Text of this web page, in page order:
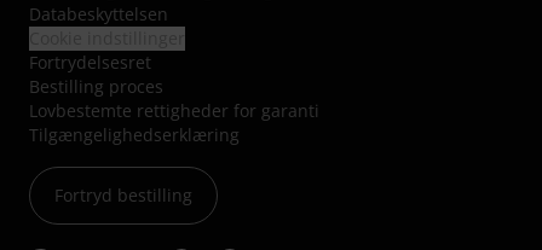
Databeskyttelsen
Fortrydelsesret
Bestilling proces
Lovbestemte rettigheder for garanti
Tilgængelighedserklæring
Fortryd bestilling